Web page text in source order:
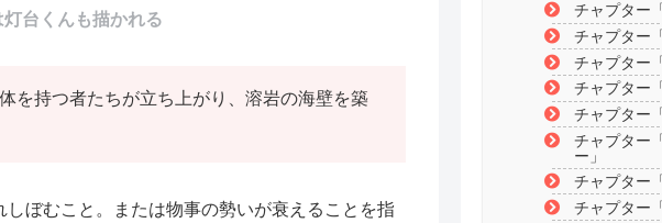
灯台 く んも描かれる
を持つ者たちが立ち上がり、溶岩の海壁を築
ぼむこと。または物事の勢いが衰えることを指
チャプター
チャプター
チャプター
チャプター
チャプター
チャプター
ー」
チャプター
チャプター